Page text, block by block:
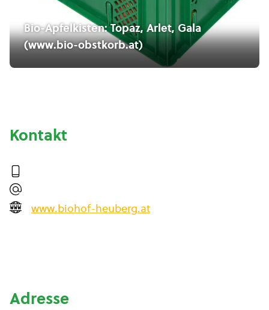
Bio-Apfelkisten: Topaz, Arlet, Gala
(www.bio-obstkorb.at)
Kontakt
www.biohof-heuberg.at
Adresse